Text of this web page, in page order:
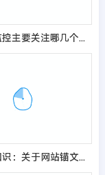
SEO数据监控主要关注哪几个方面？
SEO基础知识：关于网站锚文本的应用与优化